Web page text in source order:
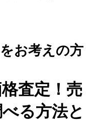
お考えの方
査定！売
る方法と